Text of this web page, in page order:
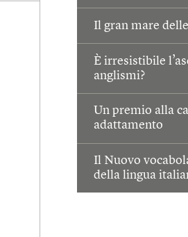
Il gran mare
È irresistibile
anglismi?
Un premio alla
adattamento
Il Nuovo
della lingua